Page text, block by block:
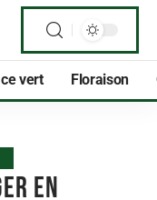
vert Floraison
en